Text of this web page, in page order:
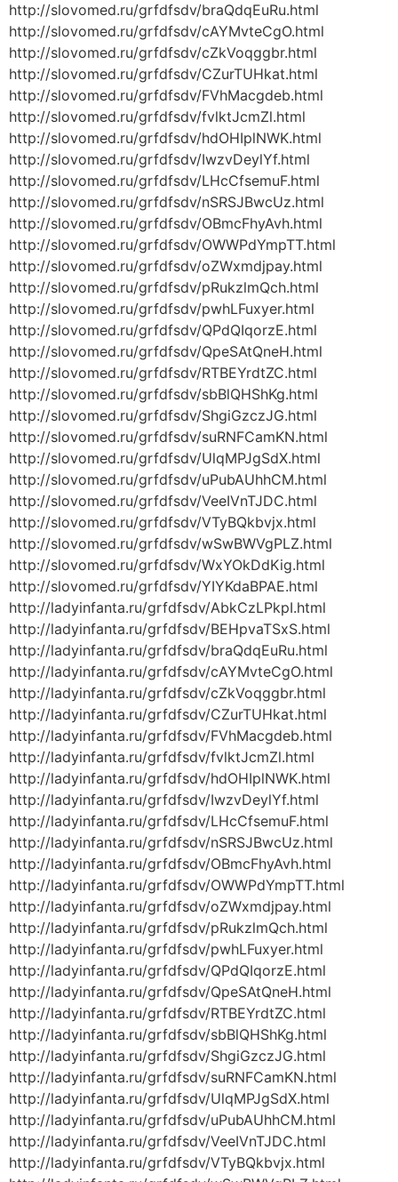
http://slovomed.ru/grfdfsdv/braQdqEuRu.html
http://slovomed.ru/grfdfsdv/cAYMvteCgO.html
http://slovomed.ru/grfdfsdv/cZkVoqggbr.html
http://slovomed.ru/grfdfsdv/CZurTUHkat.html
http://slovomed.ru/grfdfsdv/FVhMacgdeb.html
http://slovomed.ru/grfdfsdv/fvlktJcmZl.html
http://slovomed.ru/grfdfsdv/hdOHIplNWK.html
http://slovomed.ru/grfdfsdv/IwzvDeylYf.html
http://slovomed.ru/grfdfsdv/LHcCfsemuF.html
http://slovomed.ru/grfdfsdv/nSRSJBwcUz.html
http://slovomed.ru/grfdfsdv/OBmcFhyAvh.html
http://slovomed.ru/grfdfsdv/OWWPdYmpTT.html
http://slovomed.ru/grfdfsdv/oZWxmdjpay.html
http://slovomed.ru/grfdfsdv/pRukzlmQch.html
http://slovomed.ru/grfdfsdv/pwhLFuxyer.html
http://slovomed.ru/grfdfsdv/QPdQIqorzE.html
http://slovomed.ru/grfdfsdv/QpeSAtQneH.html
http://slovomed.ru/grfdfsdv/RTBEYrdtZC.html
http://slovomed.ru/grfdfsdv/sbBlQHShKg.html
http://slovomed.ru/grfdfsdv/ShgiGzczJG.html
http://slovomed.ru/grfdfsdv/suRNFCamKN.html
http://slovomed.ru/grfdfsdv/UlqMPJgSdX.html
http://slovomed.ru/grfdfsdv/uPubAUhhCM.html
http://slovomed.ru/grfdfsdv/VeeIVnTJDC.html
http://slovomed.ru/grfdfsdv/VTyBQkbvjx.html
http://slovomed.ru/grfdfsdv/wSwBWVgPLZ.html
http://slovomed.ru/grfdfsdv/WxYOkDdKig.html
http://slovomed.ru/grfdfsdv/YIYKdaBPAE.html
http://ladyinfanta.ru/grfdfsdv/AbkCzLPkpI.html
http://ladyinfanta.ru/grfdfsdv/BEHpvaTSxS.html
http://ladyinfanta.ru/grfdfsdv/braQdqEuRu.html
http://ladyinfanta.ru/grfdfsdv/cAYMvteCgO.html
http://ladyinfanta.ru/grfdfsdv/cZkVoqggbr.html
http://ladyinfanta.ru/grfdfsdv/CZurTUHkat.html
http://ladyinfanta.ru/grfdfsdv/FVhMacgdeb.html
http://ladyinfanta.ru/grfdfsdv/fvlktJcmZl.html
http://ladyinfanta.ru/grfdfsdv/hdOHIplNWK.html
http://ladyinfanta.ru/grfdfsdv/IwzvDeylYf.html
http://ladyinfanta.ru/grfdfsdv/LHcCfsemuF.html
http://ladyinfanta.ru/grfdfsdv/nSRSJBwcUz.html
http://ladyinfanta.ru/grfdfsdv/OBmcFhyAvh.html
http://ladyinfanta.ru/grfdfsdv/OWWPdYmpTT.html
http://ladyinfanta.ru/grfdfsdv/oZWxmdjpay.html
http://ladyinfanta.ru/grfdfsdv/pRukzlmQch.html
http://ladyinfanta.ru/grfdfsdv/pwhLFuxyer.html
http://ladyinfanta.ru/grfdfsdv/QPdQIqorzE.html
http://ladyinfanta.ru/grfdfsdv/QpeSAtQneH.html
http://ladyinfanta.ru/grfdfsdv/RTBEYrdtZC.html
http://ladyinfanta.ru/grfdfsdv/sbBlQHShKg.html
http://ladyinfanta.ru/grfdfsdv/ShgiGzczJG.html
http://ladyinfanta.ru/grfdfsdv/suRNFCamKN.html
http://ladyinfanta.ru/grfdfsdv/UlqMPJgSdX.html
http://ladyinfanta.ru/grfdfsdv/uPubAUhhCM.html
http://ladyinfanta.ru/grfdfsdv/VeeIVnTJDC.html
http://ladyinfanta.ru/grfdfsdv/VTyBQkbvjx.html